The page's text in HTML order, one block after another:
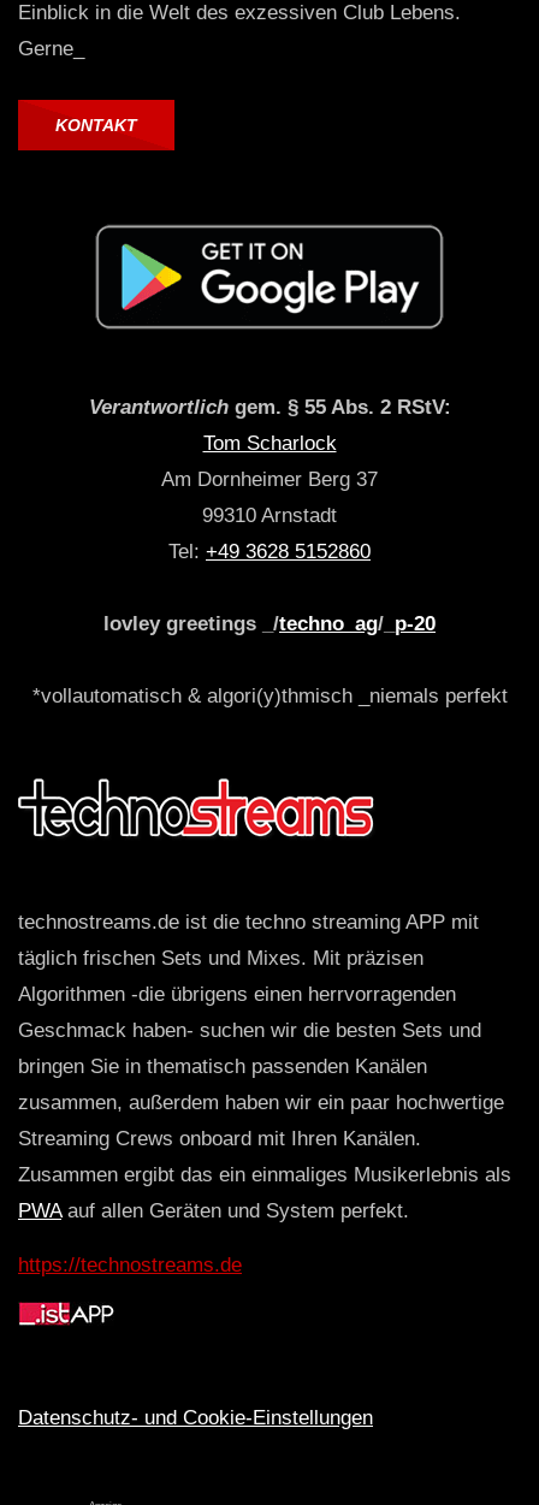
Einblick in die Welt des exzessiven Club Lebens.
Gerne_
KONTAKT
Verantwortlichgem. § 55 Abs. 2 RStV:
Tom Scharlock
Am Dornheimer Berg 37
99310 Arnstadt
Tel: +49 3628 5152860
lovley greetings _/techno_ag/_ p-20
*vollautomatisch & algori(y)thmisch _niemals perfekt
technostreams.de ist die techno streaming APP mit
täglich frischen Sets und Mixes. Mit präzisen
Algorithmen -die übrigens einen herrvorragenden
Geschmack haben- suchen wir die besten Sets und
bringen Sie in thematisch passenden Kanälen
zusammen, außerdem haben wir ein paar hochwertige
Streaming Crews onboard mit Ihren Kanälen.
Zusammen ergibt das ein einmaliges Musikerlebnis als
PWAauf allen Geräten und System perfekt.
https://technostreams.de
Datenschutz- und Cookie-Einstellungen